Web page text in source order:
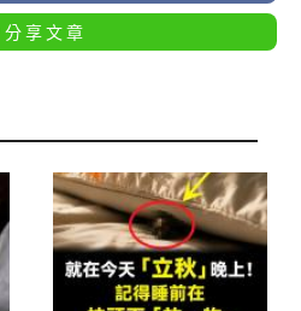
分享文章